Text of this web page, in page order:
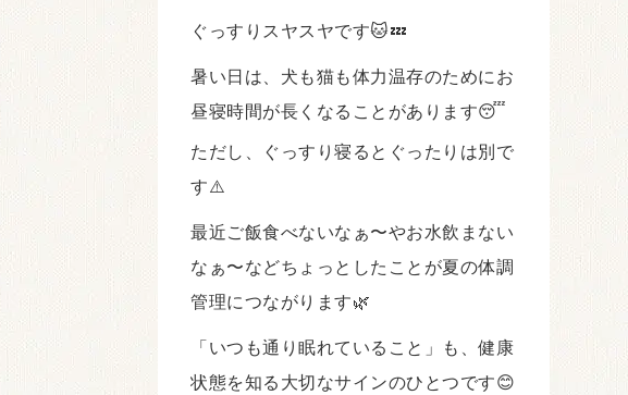
ぐっすりスヤスヤです🐱💤
暑い日は、犬も猫も体力温存のためにお
昼寝時間が長くなることがあります😴
ただし、ぐっすり寝るとぐったりは別で
す⚠️
最近ご飯食べないなぁ〜やお水飲まない
なぁ〜などちょっとしたことが夏の体調
管理につながります🌿
「いつも通り眠れていること」も、健康
状態を知る大切なサインのひとつです😊